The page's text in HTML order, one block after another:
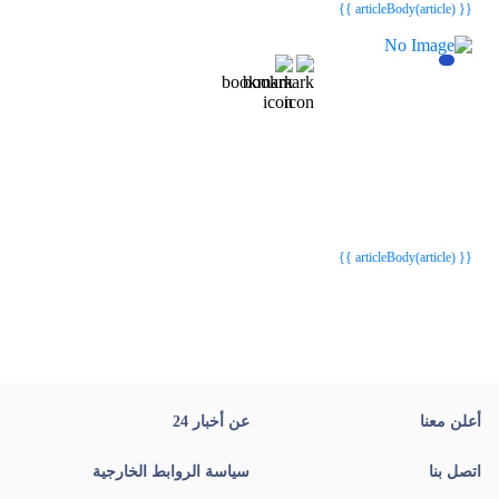
{{ articleBody(article) }}
{{ articleBody(article) }}
أعلن معنا عن أخبار 24
اتصل بنا سياسة الروابط الخارجية